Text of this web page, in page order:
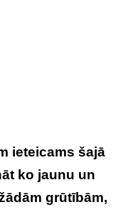
ieteicams šajā
ko jaunu un
grūtībām,